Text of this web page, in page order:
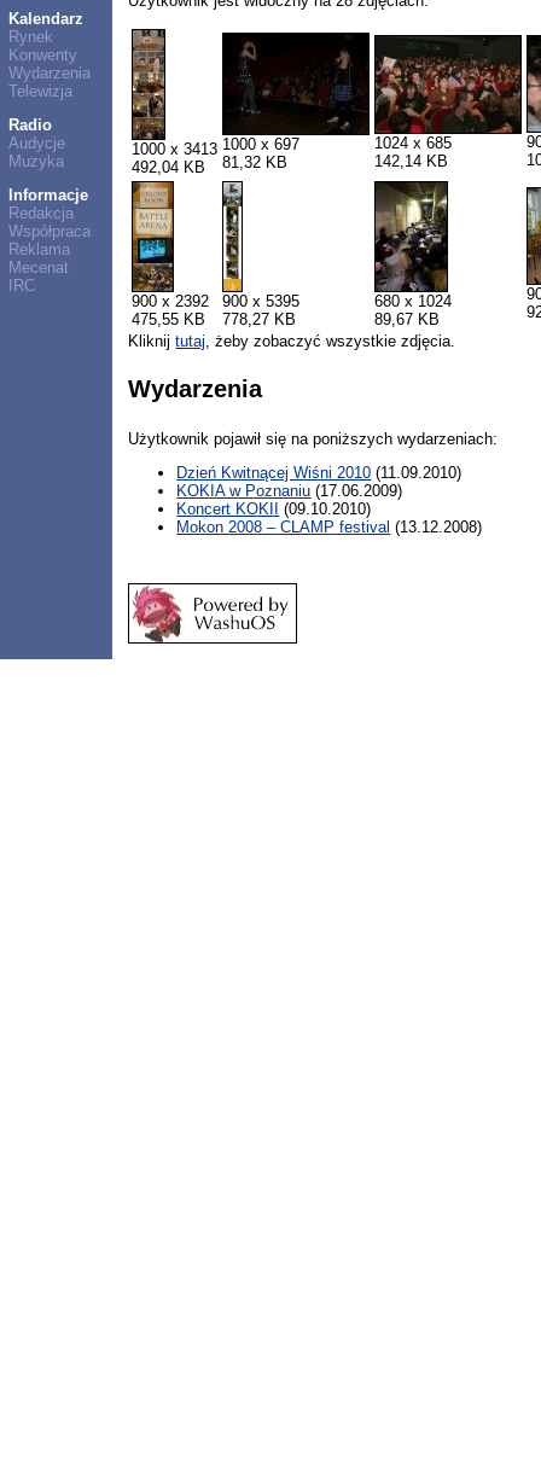
Kalendarz
Rynek
Konwenty
Wydarzenia
Telewizja
Radio
Audycje
Muzyka
Informacje
Redakcja
Współpraca
Reklama
Mecenat
IRC
1000 x 3413
492,04 KB
1000 x 697
81,32 KB
1024 x 685
142,14 KB
900 x 2392
475,55 KB
900 x 5395
778,27 KB
680 x 1024
89,67 KB
Kliknijtutaj, żeby zobaczyć wszystkie zdjęcia.
Wydarzenia
Użytkownik pojawił się na poniższych wydarzeniach:
Dzień Kwitnącej Wiśni 2010 (11.09.2010)
KOKIA w Poznaniu (17.06.2009)
Koncert KOKII
(09.10.2010)
Mokon 2008 – CLAMP festival (13.12.2008)